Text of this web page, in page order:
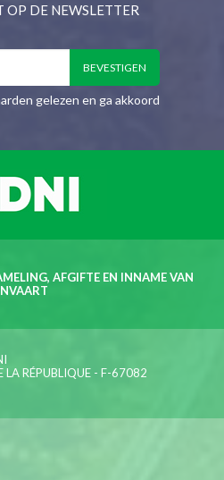
OP DE NEWSLETTER
gelezen en ga akkoord
AFGIFTE EN INNAME VAN
LA RÉPUBLIQUE - F-67082